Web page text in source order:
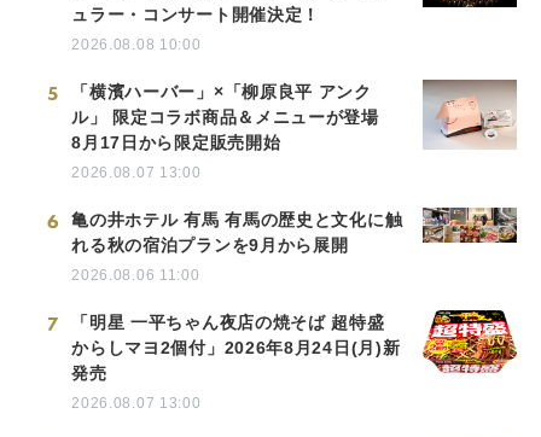
ュラー・コンサート開催決定！
2026.08.08 10:00
5
「横濱ハーバー」×「柳原良平 アンク
ル」 限定コラボ商品＆メニューが登場
8月17日から限定販売開始
2026.08.07 13:00
6
亀の井ホテル 有馬 有馬の歴史と文化に触
れる秋の宿泊プランを9月から展開
2026.08.06 11:00
7
「明星 一平ちゃん夜店の焼そば 超特盛
からしマヨ2個付」2026年8月24日(月)新
発売
2026.08.07 13:00